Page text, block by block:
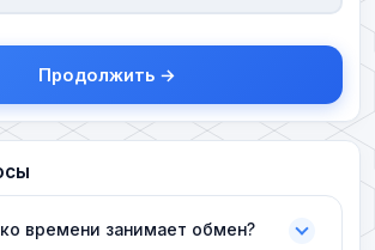
Продолжить →
времени занимает обмен?